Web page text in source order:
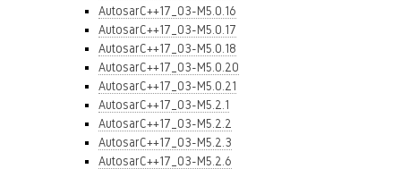
AutosarC++17_03-M5.0.16
AutosarC++17_03-M5.0.17
AutosarC++17_03-M5.0.18
AutosarC++17_03-M5.0.20
AutosarC++17_03-M5.0.21
AutosarC++17_03-M5.2.1
AutosarC++17_03-M5.2.2
AutosarC++17_03-M5.2.3
AutosarC++17_03-M5.2.6